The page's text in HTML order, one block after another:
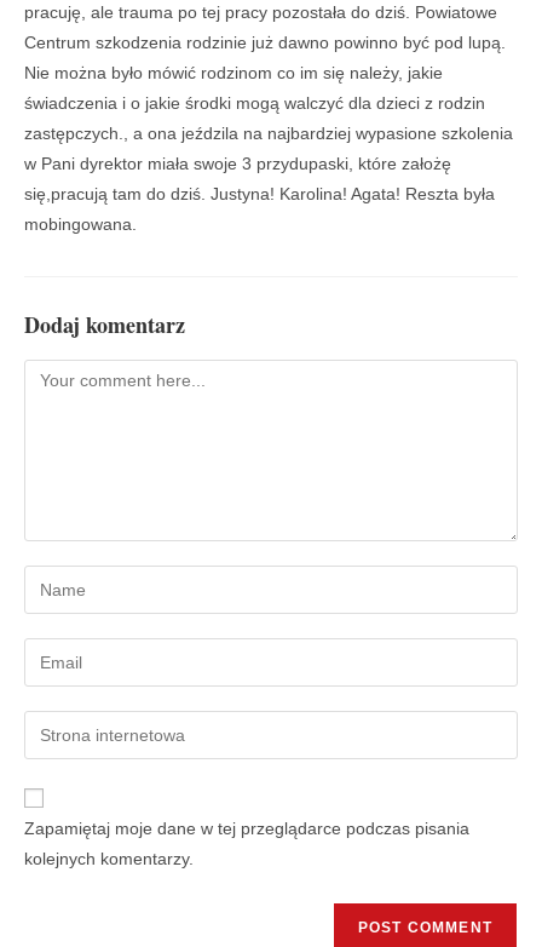
pracuję, ale trauma po tej pracy pozostała do dziś. Powiatowe
Centrum szkodzenia rodzinie już dawno powinno być pod lupą.
Nie można było mówić rodzinom co im się należy, jakie
świadczenia i o jakie środki mogą walczyć dla dzieci z rodzin
zastępczych., a ona jeździla na najbardziej wypasione szkolenia
w Pani dyrektor miała swoje 3 przydupaski, które założę
się,pracują tam do dziś. Justyna! Karolina! Agata! Reszta była
mobingowana.
Dodaj komentarz
Zapamiętaj moje dane w tej przeglądarce podczas pisania
kolejnych komentarzy.